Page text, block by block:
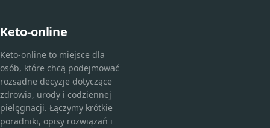
Keto-online
Keto-online to miejsce dla
osób, które chcą podejmować
rozsądne decyzje dotyczące
zdrowia, urody i codziennej
pielęgnacji. Łączymy krótkie
poradniki, opisy rozwiązań i